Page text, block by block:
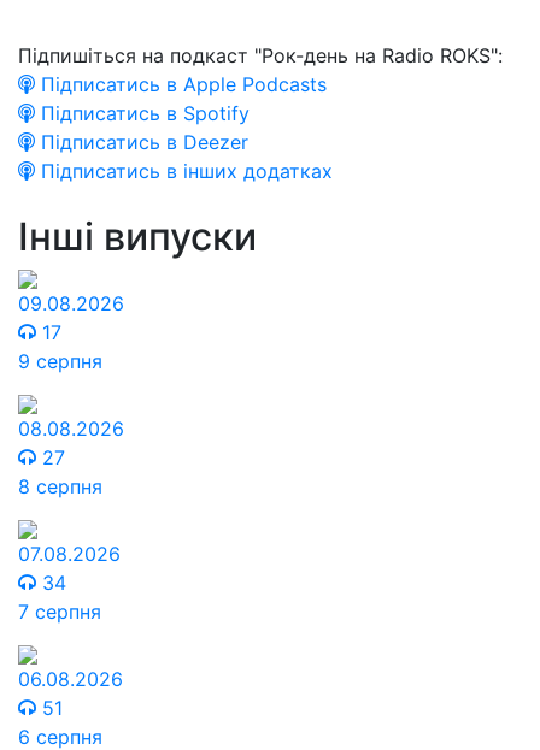
Підпишіться на подкаст "Рок-день на Radio ROKS":
Підписатись в Apple Podcasts
Підписатись в Spotify
Підписатись в Deezer
Підписатись в інших додатках
Інші випуски
09.08.2026
17
9 серпня
08.08.2026
27
8 серпня
07.08.2026
34
7 серпня
06.08.2026
51
6 серпня